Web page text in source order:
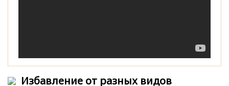
Избавление от разных видов